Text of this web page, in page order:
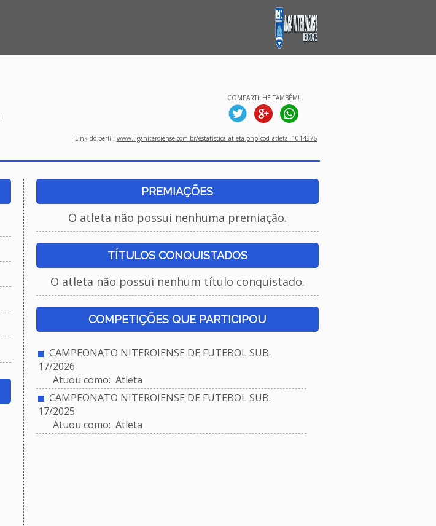
COMPARTILHE TAMBÉM!
Link do perfil: www.liganiteroiense.com.br/estatistica_atleta.php?cod_atleta=1014376
PREMIAÇÕES
O atleta não possui nenhuma premiação.
TÍTULOS CONQUISTADOS
O atleta não possui nenhum título conquistado.
COMPETIÇÕES QUE PARTICIPOU
CAMPEONATO NITEROIENSE DE FUTEBOL SUB.
17/2026
Atuou como: Atleta
CAMPEONATO NITEROIENSE DE FUTEBOL SUB.
17/2025
Atuou como: Atleta